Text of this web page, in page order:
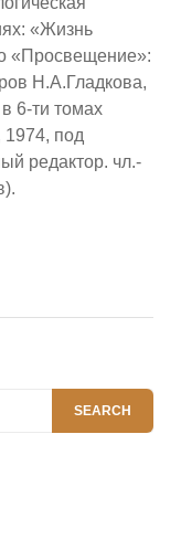
«Жизнь
«Просвещение»:
Н.А.Гладкова,
6-ти томах
под
редактор. чл.-
SEARCH